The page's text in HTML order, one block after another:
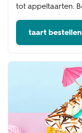
tot appeltaarten.
taart bestellen